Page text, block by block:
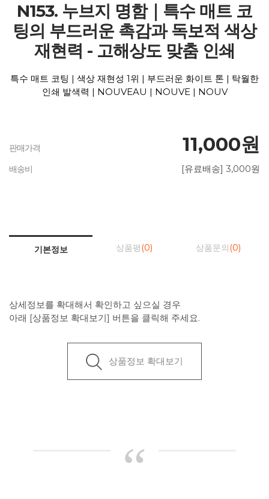
N153. 누브지 명함｜특수 매트 코
팅의 부드러운 촉감과 독보적 색상
재현력 - 고해상도 맞춤 인쇄
특수 매트 코팅 | 색상 재현성 1위 | 부드러운 화이트 톤 | 탁월한
인쇄 발색력 | NOUVEAU | NOUVE | NOUV
판매가격 11,000원
배송비 [유료배송] 3,000원
기본정보 상품평 (0) 상품문의 (0)
상세정보를 확대해서 확인하고 싶으실 경우
아래 [상품정보 확대보기] 버튼을 클릭해 주세요.
상품정보 확대보기
“